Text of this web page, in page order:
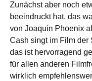
Zunächst aber noch
beeindruckt hat, das
von Joaquín Phoenix
Cash singt im Film der
das ist hervorragend
für allen anderen
wirklich